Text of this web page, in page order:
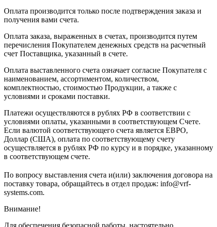
Оплата производится только после подтверждения заказа и
получения вами счета.
Оплата заказа, выраженных в счетах, производится путем
перечисления Покупателем денежных средств на расчетный
счет Поставщика, указанный в счете.
Оплата выставленного счета означает согласие Покупателя с
наименованием, ассортиментом, количеством,
комплектностью, стоимостью Продукции, а также с
условиями и сроками поставки.
Платежи осуществляются в рублях РФ в соответствии с
условиями оплаты, указанными в соответствующем Счете.
Если валютой соответствующего счета является ЕВРО,
Доллар (США), оплата по соответствующему cчету
осуществляется в рублях РФ по курсу и в порядке, указанному
в соответствующем cчете.
По вопросу выставления счета и(или) заключения договора на
поставку товара, обращайтесь в отдел продаж: info@vrf-
systems.com.
Внимание!
Для обеспечения безопасной работы, настоятельно